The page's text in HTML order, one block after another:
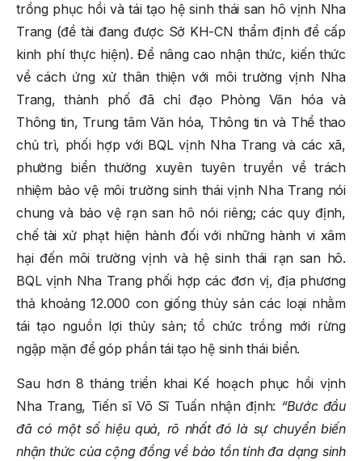
trồng phục hồi và tái tạo hệ sinh thái san hô vịnh Nha
Trang (đề tài đang được Sở KH-CN thẩm định để cấp
kinh phí thực hiện). Để nâng cao nhận thức, kiến thức
về cách ứng xử thân thiện với môi trường vịnh Nha
Trang, thành phố đã chỉ đạo Phòng Văn hóa và
Thông tin, Trung tâm Văn hóa, Thông tin và Thể thao
chủ trì, phối hợp với BQL vịnh Nha Trang và các xã,
phường biển thường xuyên tuyên truyền về trách
nhiệm bảo vệ môi trường sinh thái vịnh Nha Trang nói
chung và bảo vệ rạn san hô nói riêng; các quy định,
chế tài xử phạt hiện hành đối với những hành vi xâm
hại đến môi trường vịnh và hệ sinh thái rạn san hô.
BQL vịnh Nha Trang phối hợp các đơn vị, địa phương
thả khoảng 12.000 con giống thủy sản các loại nhằm
tái tạo nguồn lợi thủy sản; tổ chức trồng mới rừng
ngập mặn để góp phần tái tạo hệ sinh thái biển.
Sau hơn 8 tháng triển khai Kế hoạch phục hồi vịnh
Nha Trang, Tiến sĩ Võ Sĩ Tuấn nhận định: “Bước đầu
đã có một số hiệu quả, rõ nhất đó là sự chuyển biến
nhận thức của cộng đồng về bảo tồn tính đa dạng sinh